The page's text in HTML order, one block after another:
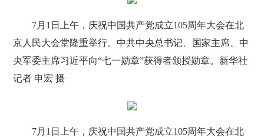
7月1日上午，庆祝中国共产党成立105周年大会在北
京人民大会堂隆重举行。中共中央总书记、国家主席、中
央军委主席习近平向“七一勋章”获得者颁授勋章。新华社
记者 申宏 摄
7月1日上午，庆祝中国共产党成立105周年大会在北